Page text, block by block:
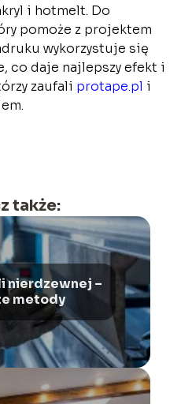
i hotmelt. Do
pomoże z projektem
wykorzystuje się
co daje najlepszy efekt i
zaufali protape.pl i
także:
nierdzewnej –
metody